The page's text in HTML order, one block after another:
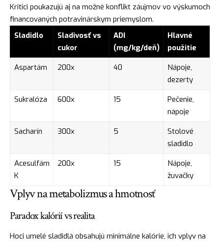
Kritici poukazujú aj na možné konflikt záujmov vo výskumoch
financovaných potravinárskym priemyslom.
Sladidlo
Sladivosť vs
cukor
ADI
(mg/kg/deň)
Hlavné
použitie
Aspartám
200x 40
Nápoje,
dezerty
Sukralóza
600x 15
Pečenie,
nápoje
Sacharín
300x 5
Stolové
sladidlo
Acesulfám
K
200x 15
Nápoje,
žuvačky
Vplyv na metabolizmus a hmotnosť
Paradox kalórií vs realita
Hoci umelé sladidlá obsahujú minimálne kalórie, ich vplyv na